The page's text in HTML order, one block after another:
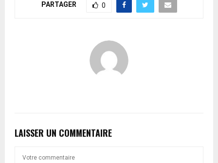
PARTAGER 0
LAISSER UN COMMENTAIRE